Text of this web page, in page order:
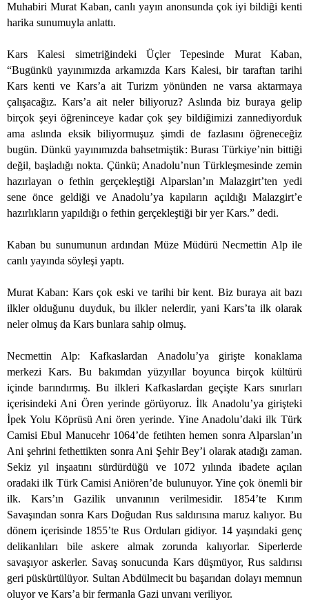
Muhabiri Murat Kaban, canlı yayın anonsunda çok iyi bildiği kenti
harika sunumuyla anlattı.
Kars Kalesi simetriğindeki Üçler Tepesinde Murat Kaban,
“Bugünkü yayınımızda arkamızda Kars Kalesi, bir taraftan tarihi
Kars kenti ve Kars’a ait Turizm yönünden ne varsa aktarmaya
çalışacağız. Kars’a ait neler biliyoruz? Aslında biz buraya gelip
birçok şeyi öğreninceye kadar çok şey bildiğimizi zannediyorduk
ama aslında eksik biliyormuşuz şimdi de fazlasını öğreneceğiz
bugün. Dünkü yayınımızda bahsetmiştik: Burası Türkiye’nin bittiği
değil, başladığı nokta. Çünkü; Anadolu’nun Türkleşmesinde zemin
hazırlayan o fethin gerçekleştiği Alparslan’ın Malazgirt’ten yedi
sene önce geldiği ve Anadolu’ya kapıların açıldığı Malazgirt’e
hazırlıkların yapıldığı o fethin gerçekleştiği bir yer Kars.” dedi.
Kaban bu sunumunun ardından Müze Müdürü Necmettin Alp ile
canlı yayında söyleşi yaptı.
Murat Kaban: Kars çok eski ve tarihi bir kent. Biz buraya ait bazı
ilkler olduğunu duyduk, bu ilkler nelerdir, yani Kars’ta ilk olarak
neler olmuş da Kars bunlara sahip olmuş.
Necmettin Alp: Kafkaslardan Anadolu’ya girişte konaklama
merkezi Kars. Bu bakımdan yüzyıllar boyunca birçok kültürü
içinde barındırmış. Bu ilkleri Kafkaslardan geçişte Kars sınırları
içerisindeki Ani Ören yerinde görüyoruz. İlk Anadolu’ya girişteki
İpek Yolu Köprüsü Ani ören yerinde. Yine Anadolu’daki ilk Türk
Camisi Ebul Manucehr 1064’de fetihten hemen sonra Alparslan’ın
Ani şehrini fethettikten sonra Ani Şehir Bey’i olarak atadığı zaman.
Sekiz yıl inşaatını sürdürdüğü ve 1072 yılında ibadete açılan
oradaki ilk Türk Camisi Aniören’de bulunuyor. Yine çok önemli bir
ilk. Kars’ın Gazilik unvanının verilmesidir. 1854’te Kırım
Savaşından sonra Kars Doğudan Rus saldırısına maruz kalıyor. Bu
dönem içerisinde 1855’te Rus Orduları gidiyor. 14 yaşındaki genç
delikanlıları bile askere almak zorunda kalıyorlar. Siperlerde
savaşıyor askerler. Savaş sonucunda Kars düşmüyor, Rus saldırısı
geri püskürtülüyor. Sultan Abdülmecit bu başarıdan dolayı memnun
oluyor ve Kars’a bir fermanla Gazi unvanı veriliyor.